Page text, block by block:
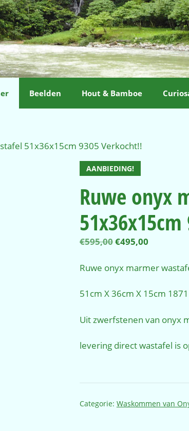
Beelden Hout & Bamboe
51x36x15cm 9305 Verkocht!!
AANBIEDING!
Ruwe onyx
€595,00Oorspronkelijke
was:
€495,00Huidige
is:
Ruwe onyx marmer
51cm X 36cm X 15cm
Uit zwerfstenen van onyx
levering direct wastafel is
Categorie: Waskommen van